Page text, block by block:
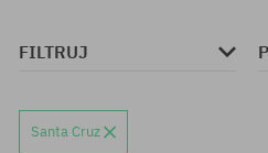
FILTRUJ
Santa Cruz